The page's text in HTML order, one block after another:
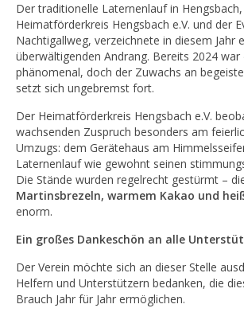
Der traditionelle Laternenlauf in
Heimatförderkreis Hengsbach e.V. und der
Nachtigallweg, verzeichnete in diesem Jahr
überwältigenden Andrang. Bereits 2024 war
phänomenal, doch der Zuwachs an
setzt sich ungebremst fort.
Der Heimatförderkreis Hengsbach e.V.
wachsenden Zuspruch besonders am
Umzugs: dem Gerätehaus am
Laternenlauf wie gewohnt seinen
Die Stände wurden regelrecht gestürmt –
Martinsbrezeln, warmem Kakao und
enorm.
Ein großes Dankeschön an alle
Der Verein möchte sich an dieser Stelle
Helfern und Unterstützern bedanken, die
Brauch Jahr für Jahr ermöglichen.